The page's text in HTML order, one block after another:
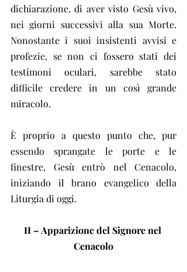
dichiarazione, di aver visto Gesù vivo,
nei giorni successivi alla sua Morte.
Nonostante i suoi insistenti avvisi e
profezie, se non ci fossero stati dei
testimoni oculari, sarebbe stato
difficile credere in un così grande
miracolo.
È proprio a questo punto che, pur
essendo sprangate le porte e le
finestre, Gesù entrò nel Cenacolo,
iniziando il brano evangelico della
Liturgia di oggi.
II – Apparizione del Signore nel
Cenacolo